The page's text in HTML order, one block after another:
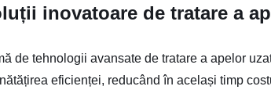
inovatoare de tratare a
de tehnologii avansate de tratare a apelor
eficienței, reducând în același timp